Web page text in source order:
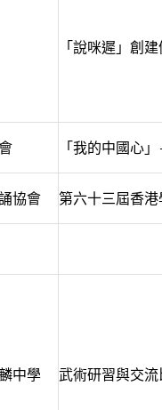
「說咪遲」創
「我的中國心
協​會 第六十三屆香
中學 武術研習與交流